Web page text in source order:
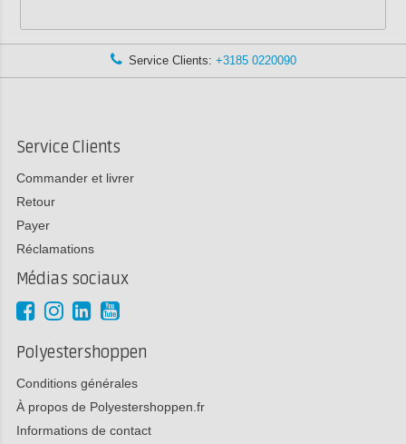
Service Clients: +3185 0220090
Service Clients
Commander et livrer
Retour
Payer
Réclamations
Médias sociaux
Polyestershoppen
Conditions générales
À propos de Polyestershoppen.fr
Informations de contact